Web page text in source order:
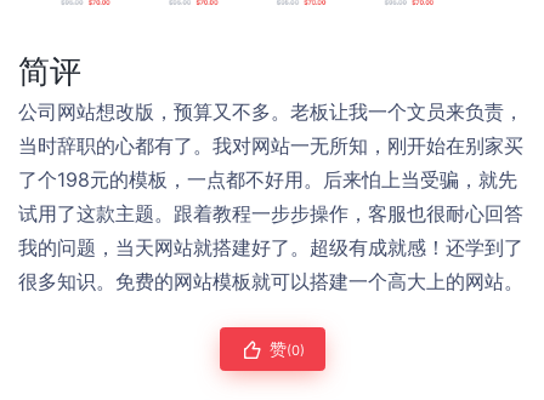
简评
公司网站想改版，预算又不多。老板让我一个文员来负责，
当时辞职的心都有了。我对网站一无所知，刚开始在别家买
了个198元的模板，一点都不好用。后来怕上当受骗，就先
试用了这款主题。跟着教程一步步操作，客服也很耐心回答
我的问题，当天网站就搭建好了。超级有成就感！还学到了
很多知识。免费的网站模板就可以搭建一个高大上的网站。
赞(0)